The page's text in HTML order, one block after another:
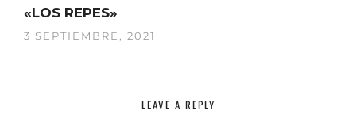
«LOS REPES»
3 SEPTIEMBRE, 2021
LEAVE A REPLY